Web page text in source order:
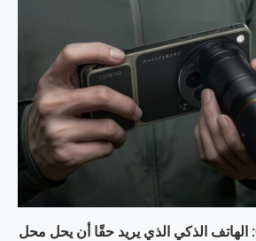
OPPO Find X9 Ultra: الهاتف الذكي الذي يريد حقًا أن يحل محل